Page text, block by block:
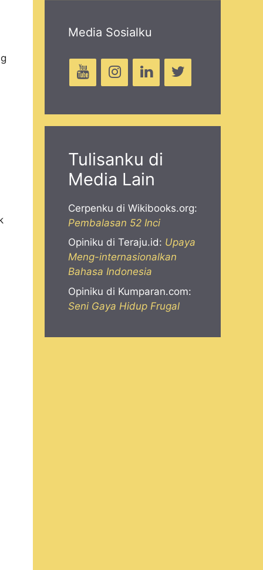
Media Sosialku
Tulisanku di
Media Lain
Cerpenku di Wikibooks.org:
Pembalasan 52 Inci
Opiniku di Teraju.id: Upaya
Meng-internasionalkan
Bahasa Indonesia
Opiniku di Kumparan.com:
Seni Gaya Hidup Frugal